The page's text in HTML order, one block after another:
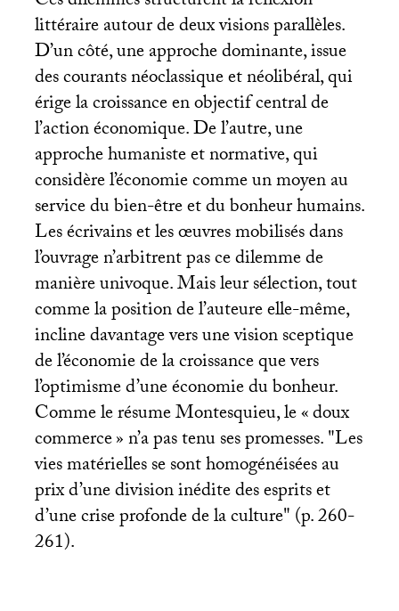
littéraire autour de deux visions parallèles.
D’un côté, une approche dominante, issue
des courants néoclassique et néolibéral, qui
érige la croissance en objectif central de
l’action économique. De l’autre, une
approche humaniste et normative, qui
considère l’économie comme un moyen au
service du bien-être et du bonheur humains.
Les écrivains et les œuvres mobilisés dans
l’ouvrage n’arbitrent pas ce dilemme de
manière univoque. Mais leur sélection, tout
comme la position de l’auteure elle-même,
incline davantage vers une vision sceptique
de l’économie de la croissance que vers
l’optimisme d’une économie du bonheur.
Comme le résume Montesquieu, le «doux
commerce» n’a pas tenu ses promesses. "Les
vies matérielles se sont homogénéisées au
prix d’une division inédite des esprits et
d’une crise profonde de la culture" (p. 260-
261).